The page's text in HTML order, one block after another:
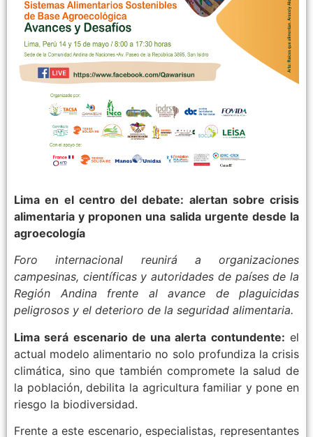
Lima en el centro del debate: alertan sobre crisis
alimentaria y proponen una salida urgente desde la
agroecología
Foro internacional reunirá a organizaciones
campesinas, científicas y autoridades de países de la
Región Andina frente al avance de plaguicidas
peligrosos y el deterioro de la seguridad alimentaria.
Lima será escenario de una alerta contundente: el
actual modelo alimentario no solo profundiza la crisis
climática, sino que también compromete la salud de
la población, debilita la agricultura familiar y pone en
riesgo la biodiversidad.
Frente a este escenario, especialistas, representantes